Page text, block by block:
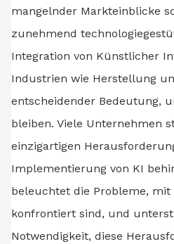
mangelnder Markteinblicke
zunehmend
Integration von Künstlicher
Industrien wie Herstellung
entscheidender Bedeutung,
bleiben. Viele Unternehmen
einzigartigen
Implementierung von KI
beleuchtet die Probleme,
konfrontiert sind, und
Notwendigkeit, diese